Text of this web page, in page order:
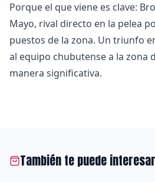
Porque el que viene es clave:
Mayo, rival directo en la pelea
puestos de la zona. Un triunfo
al equipo chubutense a la zona
manera significativa.
También te puede interesar